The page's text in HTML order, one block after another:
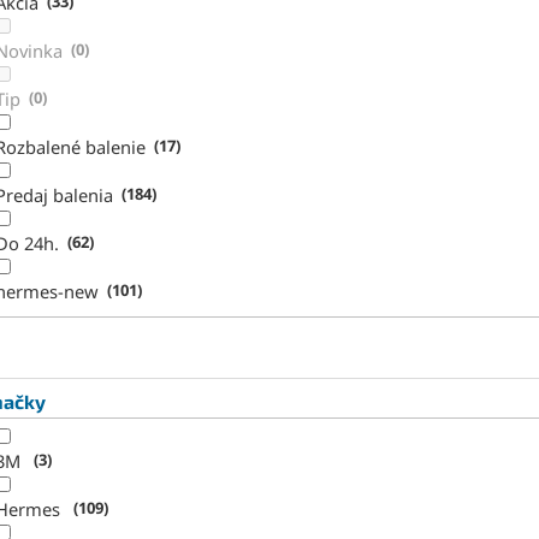
0
0
balenie 17
balenia 184
24h. 62
new 101
3
109